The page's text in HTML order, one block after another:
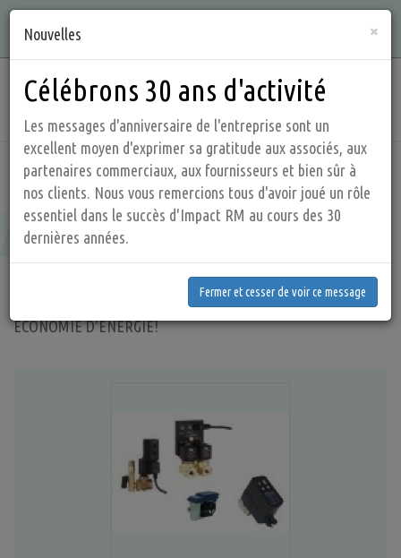
Aller
contenu
principal
Accueil Produits Gestion des condensats
Gestion des condensats
Impact RM offre une variété de dispositifs de purge
présentant de grandes différences dans l’efficacité et les prix.
ÉCONOMIE D’ÉNERGIE!
×
Nouvelles
Célébrons 30 ans d'activité
Les messages d'anniversaire de l'entreprise sont un
excellent moyen d'exprimer sa gratitude aux associés, aux
partenaires commerciaux, aux fournisseurs et bien sûr à
nos clients. Nous vous remercions tous d'avoir joué un rôle
essentiel dans le succès d'Impact RM au cours des 30
dernières années.
Fermer et cesser de voir ce message